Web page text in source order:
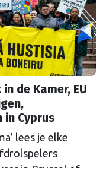
de Kamer, EU
Cyprus
lees je elke
in Brussel of